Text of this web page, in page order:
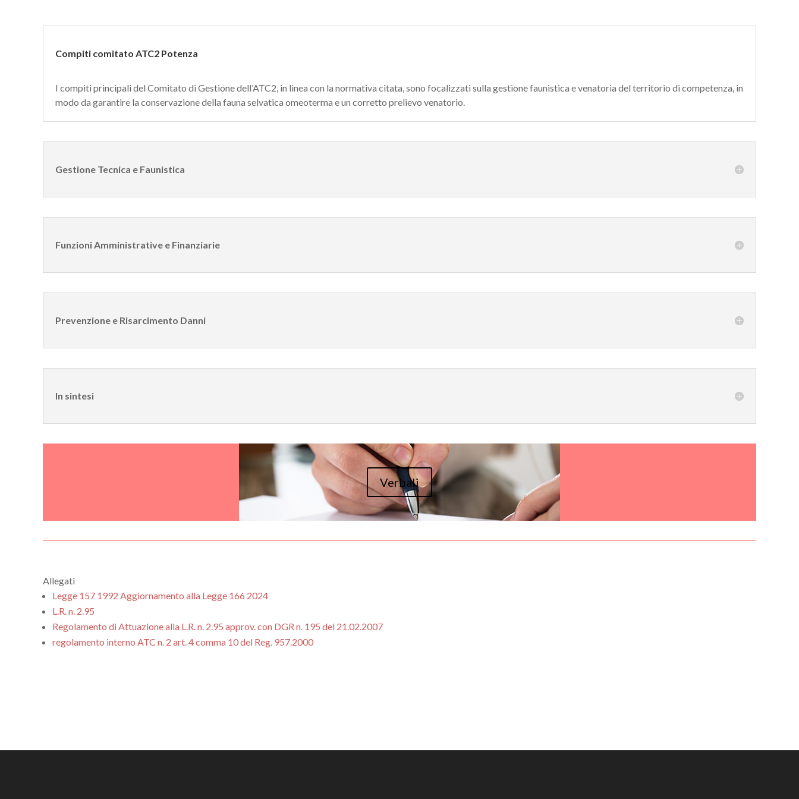
Compiti comitato ATC2 Potenza
I compiti principali del Comitato di Gestione dell’ATC2, in linea con la normativa citata, sono focalizzati sulla gestione faunistica e venatoria del territorio di competenza, in
modo da garantire la conservazione della fauna selvatica omeoterma e un corretto prelievo venatorio.
Gestione Tecnica e Faunistica
Funzioni Amministrative e Finanziarie
Prevenzione e Risarcimento Danni
In sintesi
Verbali
Allegati
Legge 157 1992 Aggiornamento alla Legge 166 2024
L.R. n. 2.95
Regolamento di Attuazione alla L.R. n. 2.95 approv. con DGR n. 195 del 21.02.2007
regolamento interno ATC n. 2 art. 4 comma 10 del Reg. 957.2000